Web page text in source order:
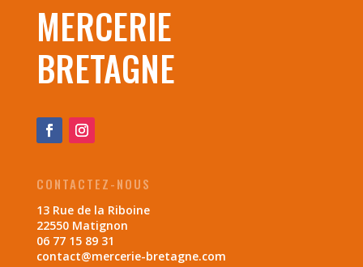
MERCERIE
BRETAGNE
CONTACTEZ-NOUS
13 Rue de la Riboine
22550 Matignon
06 77 15 89 31
contact@mercerie-bretagne.com